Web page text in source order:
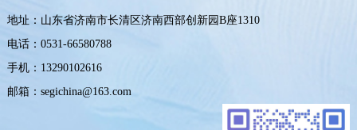
地址：山东省济南市长清区济南西部创新园B座1310
电话：0531-66580788
手机：13290102616
邮箱：segichina@163.com